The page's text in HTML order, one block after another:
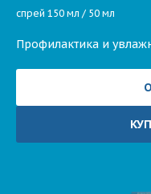
спрей 150 мл / 50 мл
Профилактика и